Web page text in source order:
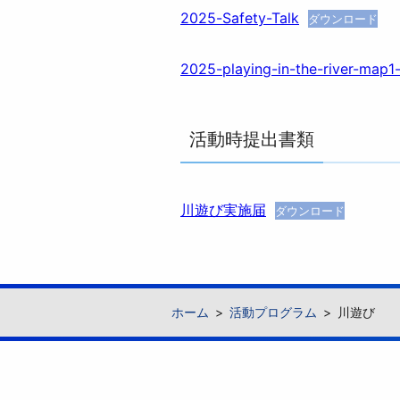
2025-Safety-Talk ダウンロード
2025-playing-in-the-river-
活動時提出書類
川遊び実施届 ダウンロード
ホーム 活動プログラム 川遊び